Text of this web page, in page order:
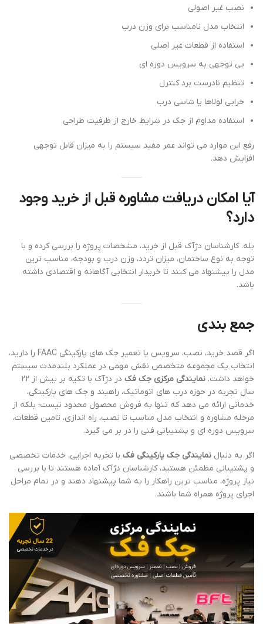
نصب غیر اصولی
انتخاب مدل نامناسب برای وزن درب
استفاده از قطعات غیر اصلی
بی توجهی به سرویس دوره ای
تنظیم نادرست برد کنترل
خرابی لولاها یا شاسی درب
استفاده مداوم از جک در شرایط خارج از ظرفیت طراحی
رفع این موارد می تواند عمر مفید سیستم را به میزان قابل توجهی
افزایش دهد.
آیا امکان دریافت مشاوره قبل از خرید وجود
دارد؟
بله. کارشناسان دژآک قبل از خرید، مشخصات پروژه را بررسی کرده و با
توجه به نوع ساختمان، میزان تردد، وزن درب و بودجه، مناسب ترین
مدل را پیشنهاد می کنند تا خریدار انتخابی آگاهانه و اقتصادی داشته
باشد.
جمع بندی
اگر قصد خرید، نصب، سرویس یا تعمیر جک های پارکینگی FAAC را دارید،
انتخاب یک مجموعه متخصص نقش مهمی در عملکرد بلندمدت سیستم
خواهد داشت. نمایندگی مرکزی جک فک
در دژآک با تکیه بر بیش از 22
سال تجربه در حوزه درب های اتوماتیک، راهبند و جک های پارکینگی،
خدماتی ارائه می دهد که تنها به فروش محصول محدود نیست؛ بلکه از
مرحله مشاوره و انتخاب مدل مناسب تا نصب، راه اندازی، تامین قطعات،
سرویس دوره ای و پشتیبانی فنی را در بر می گیرد.
اگر به دنبال نمایندگی جک پارکینگی فک با تجربه اجرایی، خدمات تخصصی
و پشتیبانی مطمئن هستید، کارشناسان دژآک آماده هستند تا با بررسی
نیاز پروژه، مناسب ترین راهکار را به شما پیشنهاد دهند و در تمام مراحل
اجرای پروژه همراه شما باشند.